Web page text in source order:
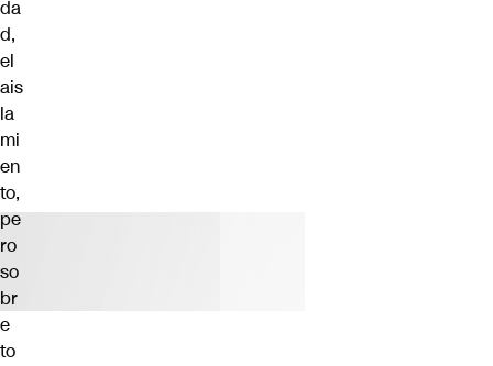
da
d,
el
ais
la
mi
en
to,
pe
ro
so
br
e
to